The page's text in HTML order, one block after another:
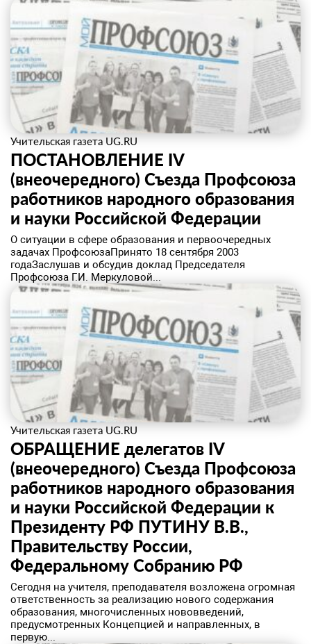
Учительская газета UG.RU
ПОСТАНОВЛЕНИЕ IV
(внеочередного) Съезда Профсоюза
работников народного образования
и науки Российской Федерации
О ситуации в сфере образования и первоочередных
задачах ПрофсоюзаПринято 18 сентября 2003
годаЗаслушав и обсудив доклад Председателя
Профсоюза Г.И. Меркуловой...
Учительская газета UG.RU
ОБРАЩЕНИЕ делегатов IV
(внеочередного) Съезда Профсоюза
работников народного образования
и науки Российской Федерации к
Президенту РФ ПУТИНУ В.В.,
Правительству России,
Федеральному Собранию РФ
Сегодня на учителя, преподавателя возложена огромная
ответственность за реализацию нового содержания
образования, многочисленных нововведений,
предусмотренных Концепцией и направленных, в
первую...